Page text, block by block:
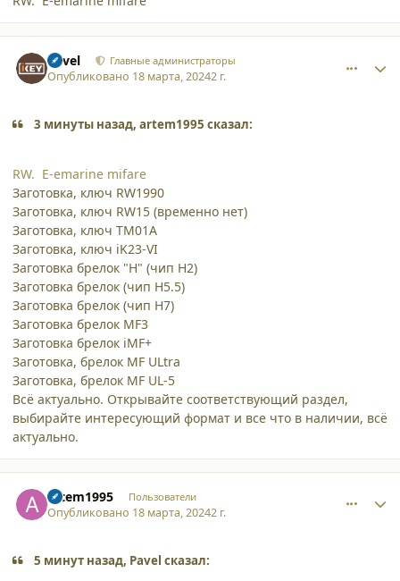
Pavel Главные администраторы
Опубликовано 18 марта, 20242 г.
3 минуты назад, artem1995 сказал:
RW. E-emarine mifare
Заготовка, ключ RW1990
Заготовка, ключ RW15 (временно нет)
Заготовка, ключ ТМ01A
Заготовка, ключ iK23-VI
Заготовка брелок "H" (чип H2)
Заготовка брелок (чип H5.5)
Заготовка брелок (чип H7)
Заготовка брелок MF3
Заготовка брелок iMF+
Заготовка, брелок MF ULtra
Заготовка, брелок MF UL-5
Всё актуально. Открывайте соответствующий раздел,
выбирайте интересующий формат и все что в наличии, всё
актуально.
artem1995 Пользователи
Опубликовано 18 марта, 20242 г.
5 минут назад, Pavel сказал: